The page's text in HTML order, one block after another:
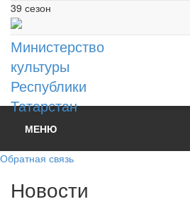
39 сезон
Министерство
культуры
Республики
Татарстан
МЕНЮ
Обратная связь
Новости